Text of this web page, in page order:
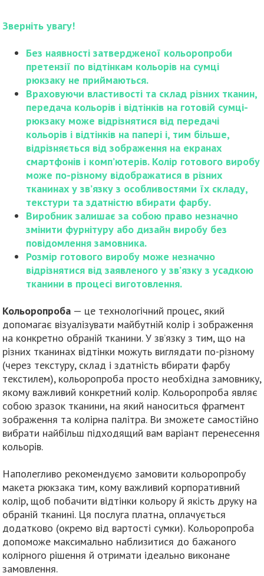
Зверніть увагу!
Без наявності затвердженої кольоропроби
претензії по відтінкам кольорів на сумці
рюкзаку не приймаються.
Враховуючи властивості та склад різних тканин,
передача кольорів і відтінків на готовій сумці-
рюкзаку може відрізнятися від передачі
кольорів і відтінків на папері і, тим більше,
відрізняється від зображення на екранах
смартфонів і комп’ютерів. Колір готового виробу
може по-різному відображатися в різних
тканинах у зв’язку з особливостями їх складу,
текстури та здатністю вбирати фарбу.
Виробник залишає за собою право незначно
змінити фурнітуру або дизайн виробу без
повідомлення замовника.
Розмір готового виробу може незначно
відрізнятися від заявленого у зв’язку з усадкою
тканини в процесі виготовлення.
Кольоропроба — це технологічний процес, який
допомагає візуалізувати майбутній колір і зображення
на конкретно обраній тканини. У зв’язку з тим, що на
різних тканинах відтінки можуть виглядати по-різному
(через текстуру, склад і здатність вбирати фарбу
текстилем), кольоропроба просто необхідна замовнику,
якому важливий конкретний колір. Кольоропроба являє
собою зразок тканини, на який наноситься фрагмент
зображення та колірна палітра. Ви зможете самостійно
вибрати найбільш підходящий вам варіант перенесення
кольорів.
Наполегливо рекомендуємо замовити кольоропробу
макета рюкзака тим, кому важливий корпоративний
колір, щоб побачити відтінки кольору й якість друку на
обраній тканині. Ця послуга платна, оплачується
додатково (окремо від вартості сумки). Кольоропроба
допоможе максимально наблизитися до бажаного
колірного рішення й отримати ідеально виконане
замовлення.